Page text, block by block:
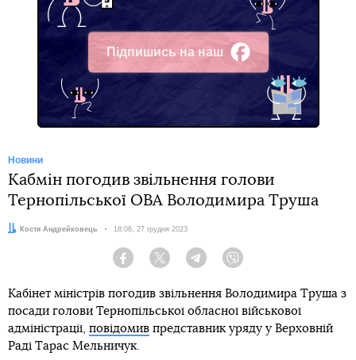
Підпишись на наш
Facebook
Новини
Кабмін погодив звільнення голови
Тернопільської ОВА Володимира Труша
Автор:Костя Андрейковець Дата:
18:06, 27 грудня 2023
Facebook Twitter Telegram
Кабінет міністрів погодив звільнення Володимира Труша з
посади голови Тернопільської обласної військової
адміністрації, повідомив представник уряду у Верховній
Раді Тарас Мельничук.